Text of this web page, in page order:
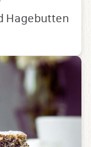
Hagebutten